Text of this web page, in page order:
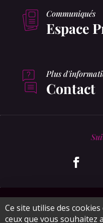
Communiqués
Espace
Plus
Contact
©
Ce site utilise des
ceux que vous souhaitez